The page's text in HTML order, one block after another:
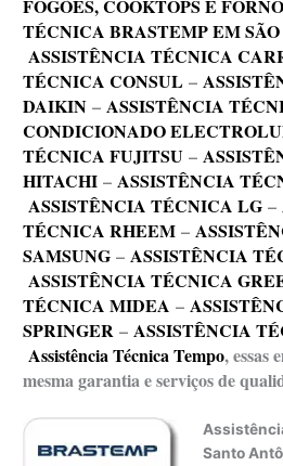
FOGÕES, COOKTOPS E
TÉCNICA BRASTEMP EM
ASSISTÊNCIA TÉCNICA
TÉCNICA CONSUL –
DAIKIN –ASSISTÊNCIA
CONDICIONADO
TÉCNICA FUJITSU –
HITACHI –ASSISTÊNCIA
ASSISTÊNCIA TÉCNICA LG –
TÉCNICA RHEEM –
SAMSUNG –ASSISTÊNCIA
ASSISTÊNCIA TÉCNICA
TÉCNICA MIDEA –
SPRINGER –ASSISTÊNCIA
Assistência Técnica Tempo, essas
mesma garantia e serviços de
Santo